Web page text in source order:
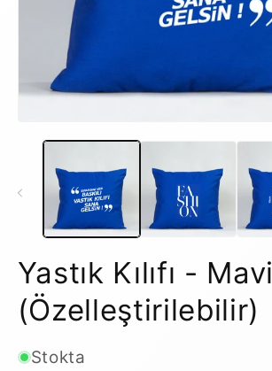
oynatın
Yastık Kılıfı - Mavi
(Özelleştirilebilir)
Stokta